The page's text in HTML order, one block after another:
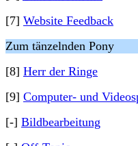
[7] Website Feedback
Zum tänzelnden Pony
[8] Herr der Ringe
[9] Computer- und
[-] Bildbearbeitung